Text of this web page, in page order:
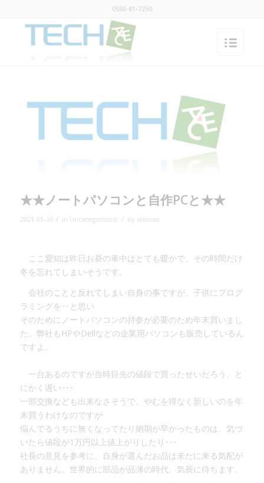
0586-81-7250
★★ノートパソコンと自作PCと★★
2021-01-26 / in Uncategorized / by daliose
ここ愛知は昨日お昼の車中はとても暖かで、その時間だけ
冬を忘れてしまいそうです。
会社のことと反れてしまい自身の事ですが、子供にプログ
ラミングを･･と思い
そのためにノートパソコンの持参が必要のため年末買いまし
た。弊社もHPやDellなどの企業用パソコンも販売しているん
ですよ。
一台あるのですが当時目先の値段で買ったせいだろう、と
にかく遅い･･･
一部交換なども出来なさそうで、やむを得なく新しいのを年
末買うわけなのですが
悩んでるうちに無くなってたり納期が早かったものは、気づ
いたら値段が1万円以上値上がりしたり･･･
社長の意見を参考に、自身が選んだお品は未だに来る気配が
ありません。世界的に部品が品薄の時代。気長に待ちます。